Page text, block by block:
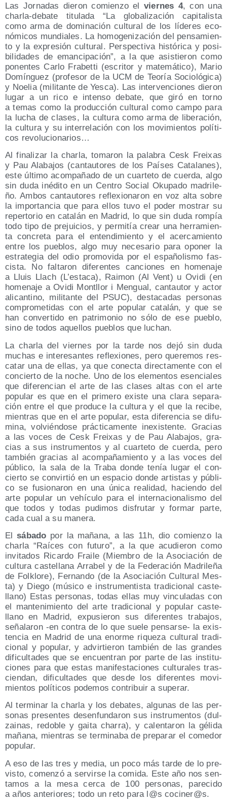
Las Jor­na­das die­ron comien­zo elvier­nes 4, con una
char­la-deba­te titu­la­da “La glo­ba­li­za­ción capi­ta­lis­ta
como arma de domi­na­ción cul­tu­ral de los líde­res eco­
nó­mi­cos mun­dia­les. La homo­ge­ni­za­ción del pen­sa­mien­
to y la expre­sión cul­tu­ral. Pers­pec­ti­va his­tó­ri­ca y posi­
bi­li­da­des de eman­ci­pa­ción”, a la que asis­tie­ron como
ponen­tes Car­lo Fra­bet­ti (escri­tor y mate­má­ti­co), Mario
Domín­guez (pro­fe­sor de la UCM de Teo­ría Socio­ló­gi­ca)
y Noe­lia (mili­tan­te de Yes­ca). Las inter­ven­cio­nes die­ron
lugar a un rico e inten­so deba­te, que giró en torno
a temas como la pro­duc­ción cul­tu­ral como cam­po para
la lucha de cla­ses, la cul­tu­ra como arma de libe­ra­ción,
la cul­tu­ra y su inter­re­la­ción con los movi­mien­tos polí­ti­
cos revolucionarios…
Al fina­li­zar la char­la, toma­ron la pala­bra Cesk Frei­xas
y Pau Ala­ba­jos (can­tau­to­res de los Paí­ses Cata­la­nes),
este últi­mo acom­pa­ña­do de un cuar­te­to de cuer­da, algo
sin duda iné­di­to en un Cen­tro Social Oku­pa­do madri­le­
ño. Ambos can­tau­to­res refle­xio­na­ron en voz alta sobre
la impor­tan­cia que para ellos tuvo el poder mos­trar su
reper­to­rio en cata­lán en Madrid, lo que sin duda rom­pía
todo tipo de pre­jui­cios, y per­mi­tía crear una herra­mien­
ta con­cre­ta para el enten­di­mien­to y el acer­ca­mien­to
entre los pue­blos, algo muy nece­sa­rio para opo­ner la
estra­te­gia del odio pro­mo­vi­da por el espa­ño­lis­mo fas­
cis­ta. No fal­ta­ron dife­ren­tes can­cio­nes en home­na­je
a Lluis Llach (L’estaca), Rai­mon (Al Vent) u Ovi­di (en
home­na­je a Ovi­di Montllor i Men­gual, can­tau­tor y actor
ali­can­tino, mili­tan­te del PSUC), des­ta­ca­das per­so­nas
com­pro­me­ti­das con el arte popu­lar cata­lán, y que se
han con­ver­ti­do en patri­mo­nio no sólo de ese pue­blo,
sino de todos aque­llos pue­blos que luchan.
La char­la del vier­nes por la tar­de nos dejó sin duda
muchas e intere­san­tes refle­xio­nes, pero que­re­mos res­
ca­tar una de ellas, ya que conec­ta direc­ta­men­te con el
con­cier­to de la noche. Uno de los ele­men­tos esen­cia­les
que dife­ren­cian el arte de las cla­ses altas con el arte
popu­lar es que en el pri­me­ro exis­te una cla­ra sepa­ra­
ción entre el que pro­du­ce la cul­tu­ra y el que la reci­be,
mien­tras que en el arte popu­lar, esta dife­ren­cia se difu­
mi­na, vol­vién­do­se prác­ti­ca­men­te inexis­ten­te. Gra­cias
a las voces de Cesk Frei­xas y de Pau Ala­ba­jos, gra­
cias a sus ins­tru­men­tos y al cuar­te­to de cuer­da, pero
tam­bién gra­cias al acom­pa­ña­mien­to y a las voces del
públi­co, la sala de la Tra­ba don­de tenía lugar el con­
cier­to se con­vir­tió en un espa­cio don­de artis­tas y públi­
co se fusio­na­ron en una úni­ca reali­dad, hacien­do del
arte popu­lar un vehícu­lo para el inter­na­cio­na­lis­mo del
que todos y todas pudi­mos dis­fru­tar y for­mar par­te,
cada cual a su manera.
Elsába­do por la maña­na, a las 11h, dio comien­zo la
char­la “Raí­ces con futu­ro”, a la que acu­die­ron como
invi­ta­dos Ricar­do Frai­le (Miem­bro de la Aso­cia­ción de
cul­tu­ra cas­te­lla­na Arra­bel y de la Fede­ra­ción Madri­le­ña
de Fol­klo­re), Fer­nan­do (de la Aso­cia­ción Cul­tu­ral Mes­
ta) y Die­go (músi­co e ins­tru­men­tis­ta tra­di­cio­nal cas­te­
llano) Estas per­so­nas, todas ellas muy vin­cu­la­das con
el man­te­ni­mien­to del arte tra­di­cio­nal y popu­lar cas­te­
llano en Madrid, expu­sie­ron sus dife­ren­tes tra­ba­jos,
seña­la­ron ‑en con­tra de lo que sue­le pen­sar­se- la exis­
ten­cia en Madrid de una enor­me rique­za cul­tu­ral tra­di­
cio­nal y popu­lar, y advir­tie­ron tam­bién de las gran­des
difi­cul­ta­des que se encuen­tran por par­te de las ins­ti­tu­
cio­nes para que estas mani­fes­ta­cio­nes cul­tu­ra­les tras­
cien­dan, difi­cul­ta­des que des­de los dife­ren­tes movi­
mien­tos polí­ti­cos pode­mos con­tri­buir a superar.
Al ter­mi­nar la char­la y los deba­tes, algu­nas de las per­
so­nas pre­sen­tes des­en­fun­da­ron sus ins­tru­men­tos (dul­
zai­nas, redo­ble y gai­ta cha­rra), y calen­ta­ron la géli­da
maña­na, mien­tras se ter­mi­na­ba de pre­pa­rar el come­dor
popular.
A eso de las tres y media, un poco más tar­de de lo pre­
vis­to, comen­zó a ser­vir­se la comi­da. Este año nos sen­
ta­mos a la mesa cer­ca de 100 per­so­nas, pare­ci­do
a años ante­rio­res; todo un reto para l@s cociner@s.